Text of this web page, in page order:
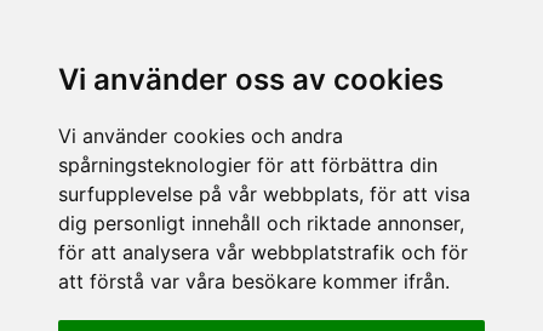
Vi använder oss av cookies
Vi använder cookies och andra
spårningsteknologier för att förbättra din
surfupplevelse på vår webbplats, för att visa
dig personligt innehåll och riktade annonser,
för att analysera vår webbplatstrafik och för
att förstå var våra besökare kommer ifrån.